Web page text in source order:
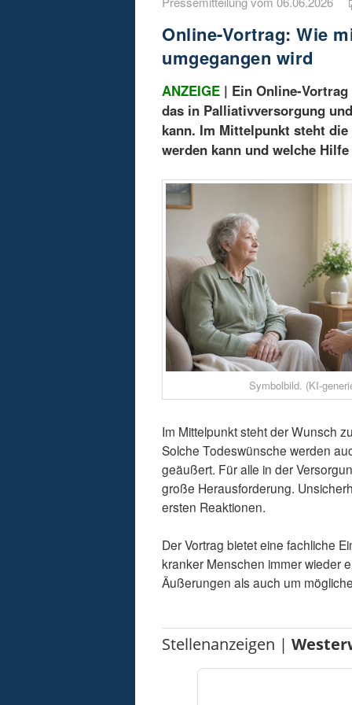
Online-Vortrag: Wie
umgegangen wird
ANZEIGE | Ein Online-
das in Palliativversorgung
kann. Im Mittelpunkt steht
werden kann und welche
Symbolbild. (KI-
Im Mittelpunkt steht der Wunsch
Solche Todeswünsche werden
geäußert. Für alle in der
große Herausforderung.
ersten Reaktionen.
Der Vortrag bietet eine fachliche
kranker Menschen immer wieder
Äußerungen als auch um
Stellenanzeigen |